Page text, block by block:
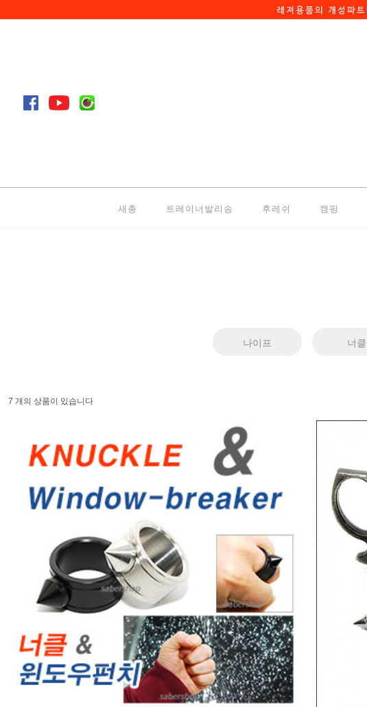
새총 트레이너발리송 후레쉬 캠핑
나이프 너클
7 개의 상품이 있습니다